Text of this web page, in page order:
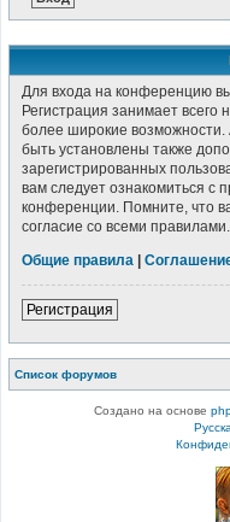
Для входа на конференцию
Регистрация занимает всего
более широкие
быть установлены также
зарегистрированных
вам следует ознакомиться с
конференции. Помните, что
согласие со всеми правилами.
Общие правила
Регистрация
Список форумов
Создано на основе